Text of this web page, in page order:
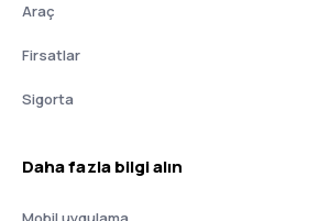
Araç
Firsatlar
Sigorta
Daha fazla bilgi alın